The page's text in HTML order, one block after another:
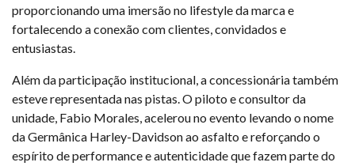
proporcionando uma imersão no lifestyle da marca e
fortalecendo a conexão com clientes, convidados e
entusiastas.
Além da participação institucional, a concessionária também
esteve representada nas pistas. O piloto e consultor da
unidade, Fabio Morales, acelerou no evento levando o nome
da Germânica Harley-Davidson ao asfalto e reforçando o
espírito de performance e autenticidade que fazem parte do